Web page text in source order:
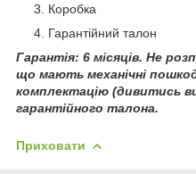
Коробка
Гарантійний талон
Гарантія: 6 місяців. Не
що мають механічні
комплектацію (дивитись
гарантійного талона.
Приховати